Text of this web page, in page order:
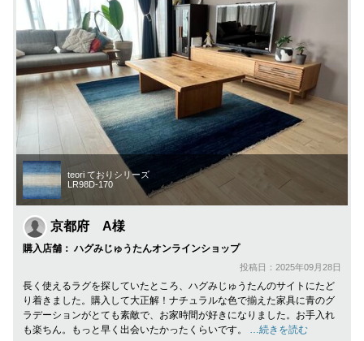
teori ておりシリーズ
LR98D-170
京都府 A様
購入店舗： ハグみじゅうたんオンラインショップ
投稿日：2025年09月28日
長く使えるラグを探していたところ、ハグみじゅうたんのサイトにたど
り着きました。購入して大正解！ナチュラルな色で揃えた家具に青のグ
ラデーションがとても素敵で、お家時間が好きになりました。お手入れ
も楽ちん。もっと早く出会いたかったくらいです。
…続きを読む